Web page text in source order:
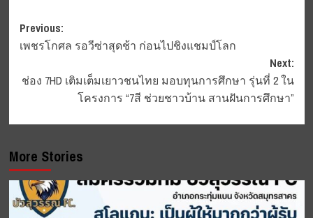
Post
navigation
Previous:
เพชรโกศล รอวีซ่าสุดช้า ก่อนไปชิงแชมป์โลก
Next:
ช่อง 7HD เติมเต็มเยาวชนไทย มอบทุนการศึกษา รุ่นที่ 2 ใน
โครงการ “7สี ช่วยชาวบ้าน สานฝันการศึกษา”
More Stories